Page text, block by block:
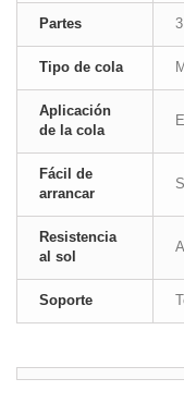
Partes 3
Tipo de cola
Aplicación
de la cola
Fácil de
arrancar
Resistencia
al sol
Soporte